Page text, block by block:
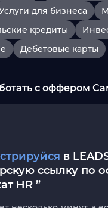
для бизнеса
кредиты
Дебетовые карты
с оффером
в
ссылку по
HR ”